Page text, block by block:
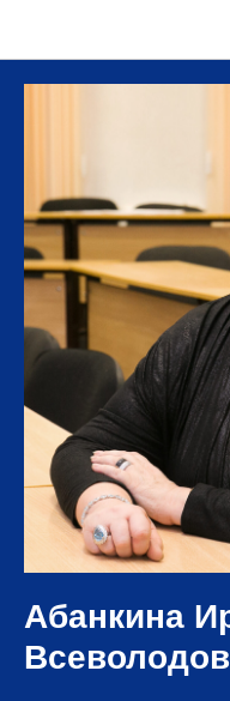
Абанкина